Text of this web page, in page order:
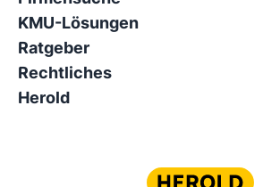
KMU-Lösungen
Ratgeber
Rechtliches
Herold